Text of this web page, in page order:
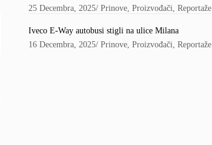
25 Decembra, 2025/Prinove,Proizvođači,Reportaže
Iveco E-Way autobusi stigli na ulice Milana
16 Decembra, 2025/Prinove,Proizvođači,Reportaže